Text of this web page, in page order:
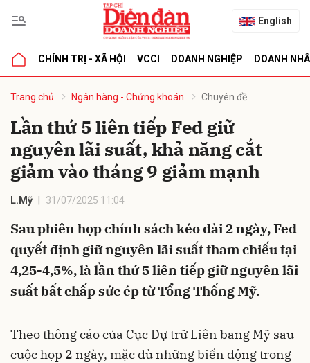
English
CHÍNH TRỊ - XÃ HỘI VCCI DOANH NGHIỆP DOANH
Trang chủ Ngân hàng - Chứng khoán Chuyên đề
Lần thứ 5 liên tiếp Fed giữ
nguyên lãi suất, khả năng cắt
giảm vào tháng 9 giảm mạnh
L.Mỹ 31/07/2025 11:04
Sau phiên họp chính sách kéo dài 2 ngày, Fed
quyết định giữ nguyên lãi suất tham chiếu tại
4,25-4,5%, là lần thứ 5 liên tiếp giữ nguyên lãi
suất bất chấp sức ép từ Tổng Thống Mỹ.
Theo thông cáo của Cục Dự trữ Liên bang Mỹ sau
cuộc họp 2 ngày, mặc dù những biến động trong
luận
Hủy